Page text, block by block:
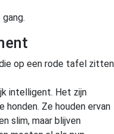
intelligent. Het zijn
honden. Ze houden ervan
slim, maar blijven